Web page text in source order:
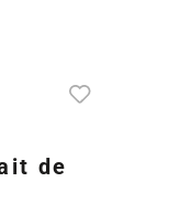
de